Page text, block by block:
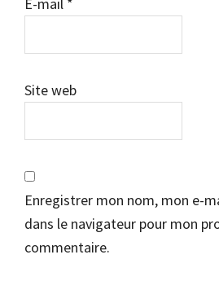
Site web
Enregistrer mon nom, mon e-
dans le navigateur pour mon
commentaire.